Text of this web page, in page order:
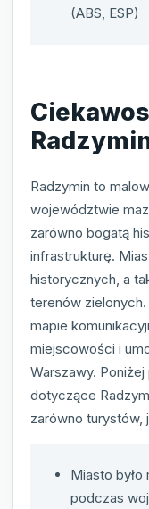
(ABS, ESP)
Radzymin to
województwie
zarówno bogatą
infrastrukturę.
historycznych, a
terenów
mapie
miejscowości i
Warszawy.
dotyczące
zarówno turystów,
Miasto
podczas